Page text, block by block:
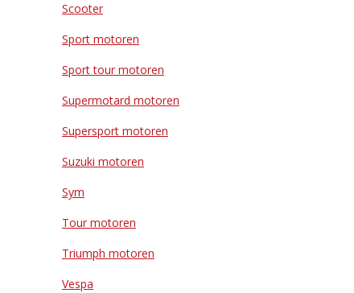
Scooter
Sport motoren
Sport tour motoren
Supermotard motoren
Supersport motoren
Suzuki motoren
Sym
Tour motoren
Triumph motoren
Vespa